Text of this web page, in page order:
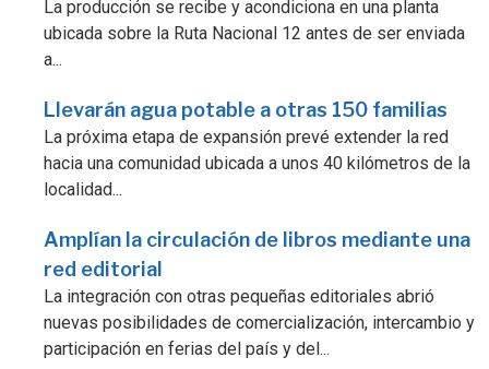
La producción se recibe y acondiciona en una planta
ubicada sobre la Ruta Nacional 12 antes de ser enviada
a...
Llevarán agua potable a otras 150 familias
La próxima etapa de expansión prevé extender la red
hacia una comunidad ubicada a unos 40 kilómetros de la
localidad...
Amplían la circulación de libros mediante una
red editorial
La integración con otras pequeñas editoriales abrió
nuevas posibilidades de comercialización, intercambio y
participación en ferias del país y del...